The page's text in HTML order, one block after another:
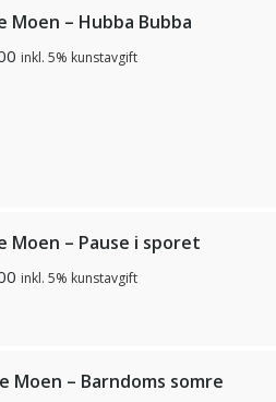
Moen – Hubba Bubba
inkl. 5% kunstavgift
Moen – Pause i sporet
inkl. 5% kunstavgift
Moen – Barndoms somre